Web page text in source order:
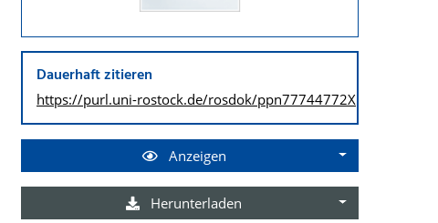
Dauerhaft zitieren
https://purl.uni-rostock.de/rosdok/ppn77744772X
Anzeigen
Herunterladen